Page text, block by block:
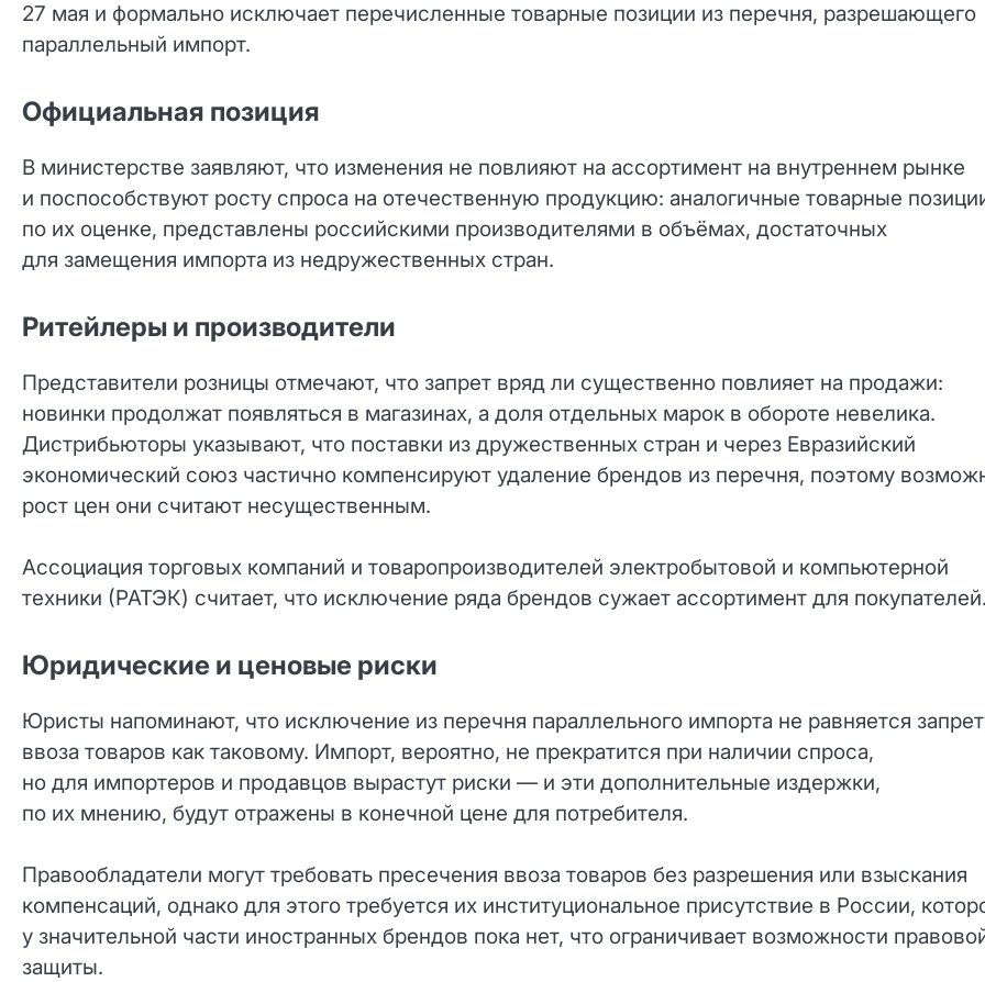
27 мая и формально исключает перечисленные товарные позиции из перечня, разрешающего
параллельный импорт.
Официальная позиция
В министерстве заявляют, что изменения не повлияют на ассортимент на внутреннем рынке
и поспособствуют росту спроса на отечественную продукцию: аналогичные товарные
по их оценке, представлены российскими производителями в объёмах, достаточных
для замещения импорта из недружественных стран.
Ритейлеры и производители
Представители розницы отмечают, что запрет вряд ли существенно повлияет на продажи:
новинки продолжат появляться в магазинах, а доля отдельных марок в обороте невелика.
Дистрибьюторы указывают, что поставки из дружественных стран и через Евразийский
экономический союз частично компенсируют удаление брендов из перечня, поэтому
рост цен они считают несущественным.
Ассоциация торговых компаний и товаропроизводителей электробытовой и компьютерной
техники (РАТЭК) считает, что исключение ряда брендов сужает ассортимент для покупателей.
Юридические и ценовые риски
Юристы напоминают, что исключение из перечня параллельного импорта не равняется
ввоза товаров как таковому. Импорт, вероятно, не прекратится при наличии спроса,
но для импортеров и продавцов вырастут риски — и эти дополнительные издержки,
по их мнению, будут отражены в конечной цене для потребителя.
Правообладатели могут требовать пресечения ввоза товаров без разрешения или взыскания
компенсаций, однако для этого требуется их институциональное присутствие в России,
у значительной части иностранных брендов пока нет, что ограничивает возможности
защиты.